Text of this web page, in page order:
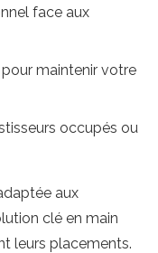
face aux
maintenir votre
occupés ou
aux
clé en main
leurs placements.